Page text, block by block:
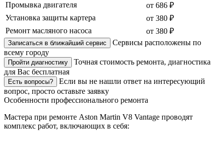
Промывка двигателя
от 686 ₽
Установка защиты картера
от 380 ₽
Ремонт масляного насоса
от 380 ₽
Записаться в ближайший сервис
Сервисы расположены по
всему городу
Пройти диагностику
Точная стоимость ремонта, диагностика
для Вас бесплатная
Есть вопросы?
Если вы не нашли ответ на интересующий
вопрос, просто оставьте заявку
Особенности профессионального ремонта
Мастера при ремонте Aston Martin V8 Vantage проводят
комплекс работ, включающих в себя: